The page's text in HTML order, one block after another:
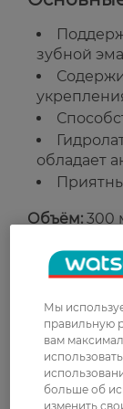
зубной
обладает
Объём: 300
0
Мы
правильную
вам
больше об
изменить